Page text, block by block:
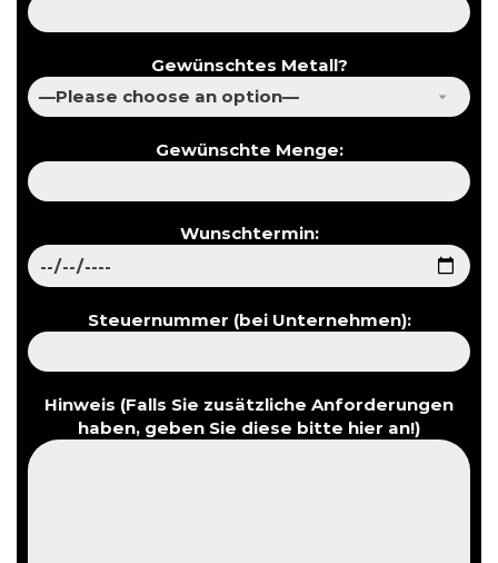
Gewünschtes Metall?
Gewünschte Menge:
Wunschtermin:
Steuernummer (bei Unternehmen):
Hinweis (Falls Sie zusätzliche Anforderungen
haben, geben Sie diese bitte hier an!)